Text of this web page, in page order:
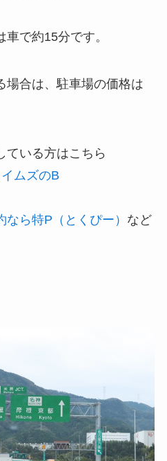
で約15分です。
場合は、駐車場の価格は
ている方はこちら
ムズのB
ら特P（とくぴー） など